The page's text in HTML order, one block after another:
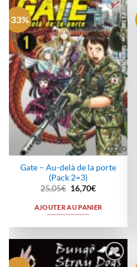
-33%
Ajouter
à la
wishlist
Gate – Au-delà de la porte
(Pack 2=3)
25,05€ Le
prix
initial
était :
16,70€Le
actuel
est :
AJOUTER AU PANIER